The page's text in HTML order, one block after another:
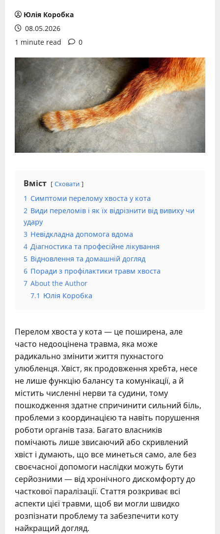
Юлія Коробка
08.05.2026
1 minute read
0
Вміст Сховати
1 Симптоми перелому хвоста у кота
2 Види переломів і як їх відрізнити від вивиху чи
удару
3 Невідкладна допомога вдома
4 Діагностика та професійне лікування
5 Відновлення та домашній догляд
6 Поради з профілактики травм хвоста
7 About the Author
7.1 Юлія Коробка
Перелом хвоста у кота — це поширена, але
часто недооцінена травма, яка може
радикально змінити життя пухнастого
улюбленця. Хвіст, як продовження хребта, несе
не лише функцію балансу та комунікації, а й
містить численні нерви та судини, тому
пошкодження здатне спричинити сильний біль,
проблеми з координацією та навіть порушення
роботи органів таза. Багато власників
помічають лише звисаючий або скривлений
хвіст і думають, що все минеться само, але без
своєчасної допомоги наслідки можуть бути
серйозними — від хронічного дискомфорту до
часткової паралізації. Стаття розкриває всі
аспекти цієї травми, щоб ви могли швидко
розпізнати проблему та забезпечити коту
найкращий догляд.